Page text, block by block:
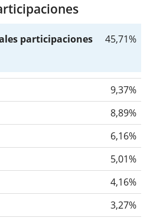
participaciones
45,71%
9,37%
8,89%
6,16%
5,01%
4,16%
3,27%